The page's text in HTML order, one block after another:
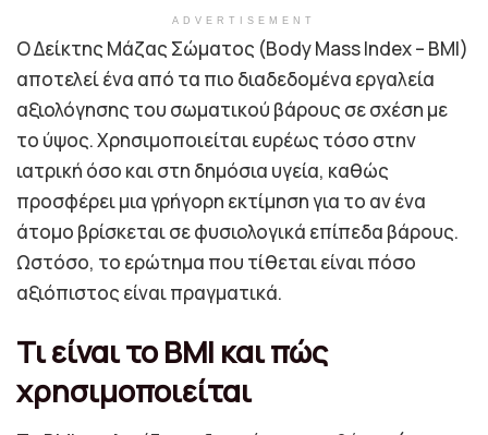
ADVERTISEMENT
Ο Δείκτης Μάζας Σώματος (Body Mass Index – BMI)
αποτελεί ένα από τα πιο διαδεδομένα εργαλεία
αξιολόγησης του σωματικού βάρους σε σχέση με
το ύψος. Χρησιμοποιείται ευρέως τόσο στην
ιατρική όσο και στη δημόσια υγεία, καθώς
προσφέρει μια γρήγορη εκτίμηση για το αν ένα
άτομο βρίσκεται σε φυσιολογικά επίπεδα βάρους.
Ωστόσο, το ερώτημα που τίθεται είναι πόσο
αξιόπιστος είναι πραγματικά.
Τι είναι το BMI και πώς
χρησιμοποιείται